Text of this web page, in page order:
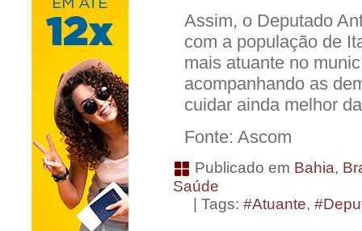
Assim, o Deputado
com a população de
mais atuante no
acompanhando as
cuidar ainda melhor
Fonte: Ascom
Publicado em Bahia,
Saúde
| Tags: #Atuante,